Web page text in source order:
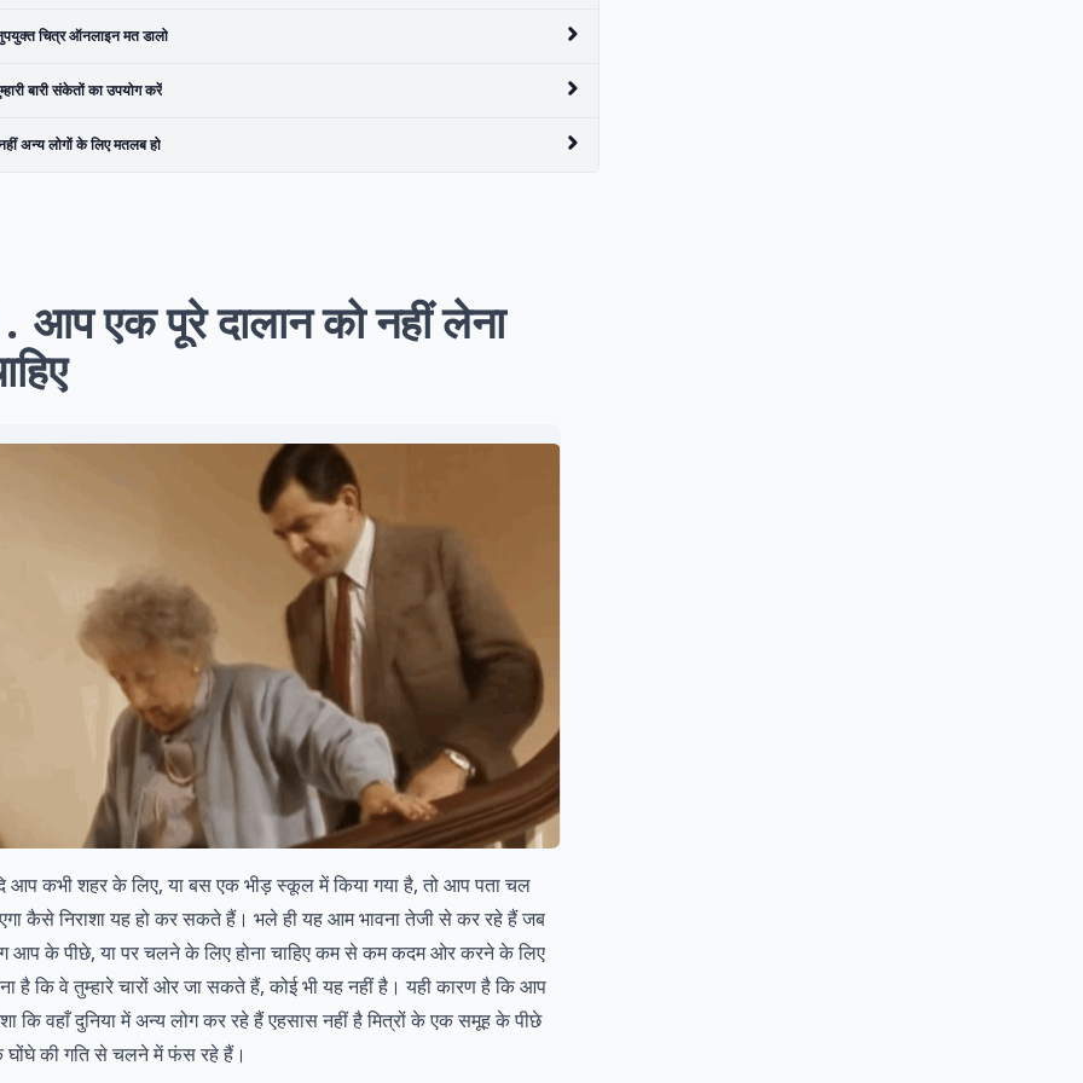
चित्र ऑनलाइन मत डालो
बारी संकेतों का उपयोग करें
अन्य लोगों के लिए मतलब हो
आप एक पूरे दालान को नहीं लेना
आप कभी शहर के लिए, या बस एक भीड़ स्कूल में किया गया है, तो आप पता चल
कैसे निराशा यह हो कर सकते हैं। भले ही यह आम भावना तेजी से कर रहे हैं जब
आप के पीछे, या पर चलने के लिए होना चाहिए कम से कम कदम ओर करने के लिए
है कि वे तुम्हारे चारों ओर जा सकते हैं, कोई भी यह नहीं है। यही कारण है कि आप
कि वहाँ दुनिया में अन्य लोग कर रहे हैं एहसास नहीं है मित्रों के एक समूह के पीछे
घोंघे की गति से चलने में फंस रहे हैं।